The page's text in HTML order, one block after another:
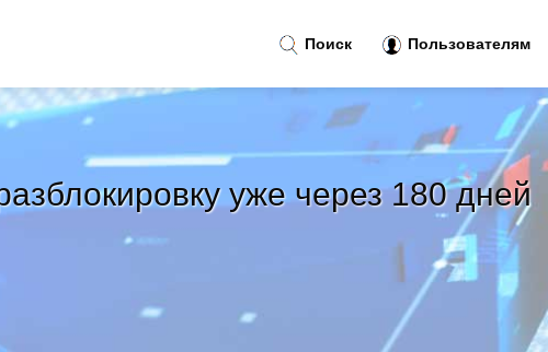
уже через 180 дней
Поиск Пользователям